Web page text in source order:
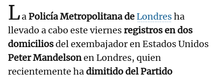
LaPolicía Metropolitana deLondresha
llevado a cabo este viernesregistros en dos
domiciliosdel exembajador en Estados Unidos
Peter Mandelsonen Londres, quien
recientemente hadimitido del Partido